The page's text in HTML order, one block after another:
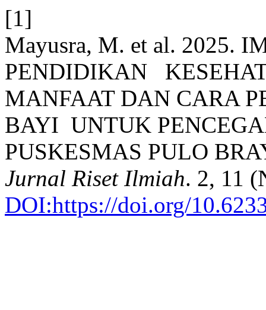
[1]
Mayusra, M. et al. 2025.
PENDIDIKAN
MANFAAT DAN CARA
BAYI UNTUK
PUSKESMAS PULO
Jurnal Riset Ilmiah. 2, 11
DOI:https://doi.org/